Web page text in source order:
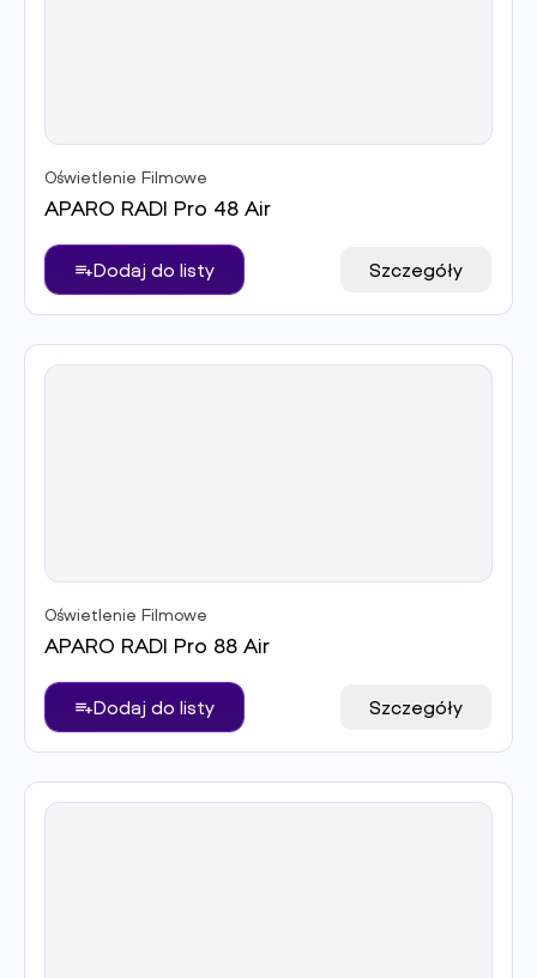
Oświetlenie Filmowe
APARO RADI Pro 48 Air
Dodaj do listy Szczegóły
Oświetlenie Filmowe
APARO RADI Pro 88 Air
Dodaj do listy Szczegóły